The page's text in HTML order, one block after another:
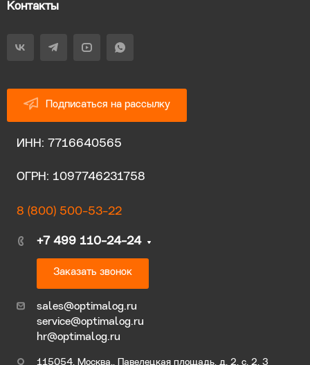
Контакты
Подписаться на рассылку
ИНН: 7716640565
ОГРН: 1097746231758
8 (800) 500-53-22
+7 499 110-24-24
Заказать звонок
sales@optimalog.ru
service@optimalog.ru
hr@optimalog.ru
115054, Москва., Павелецкая площадь, д. 2, с. 2, 3